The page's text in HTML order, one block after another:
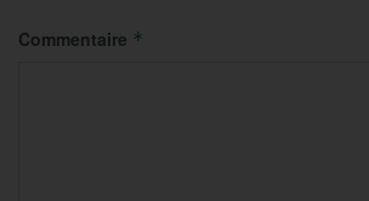
Commentaire *